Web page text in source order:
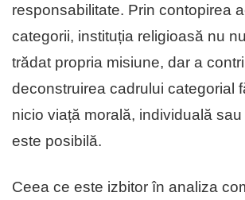
responsabilitate. Prin contopirea
categorii, instituția religioasă nu
trădat propria misiune, dar a
deconstruirea cadrului categorial
nicio viață morală, individuală
este posibilă.
Ceea ce este izbitor în analiza